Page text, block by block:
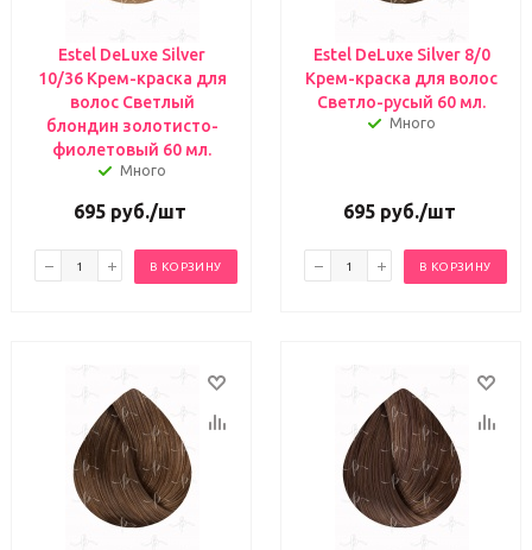
Estel DeLuxe Silver
10/36 Крем-краска для
волос Светлый
блондин золотисто-
фиолетовый 60 мл.
Много
695руб./шт
В КОРЗИНУ
Estel DeLuxe Silver 8/0
Крем-краска для волос
Светло-русый 60 мл.
Много
695руб./шт
В КОРЗИНУ